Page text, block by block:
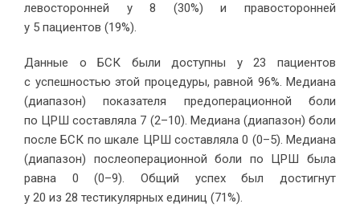
левосторонней у 8 (30%) и правосторонней
у 5 пациентов (19%).
Данные о БСК были доступны у 23 пациентов
с успешностью этой процедуры, равной 96%. Медиана
(диапазон) показателя предоперационной боли
по ЦРШ составляла 7 (2–10). Медиана (диапазон) боли
после БСК по шкале ЦРШ составляла 0 (0–5). Медиана
(диапазон) послеоперационной боли по ЦРШ была
равна 0 (0–9). Общий успех был достигнут
у 20 из 28 тестикулярных единиц (71%).